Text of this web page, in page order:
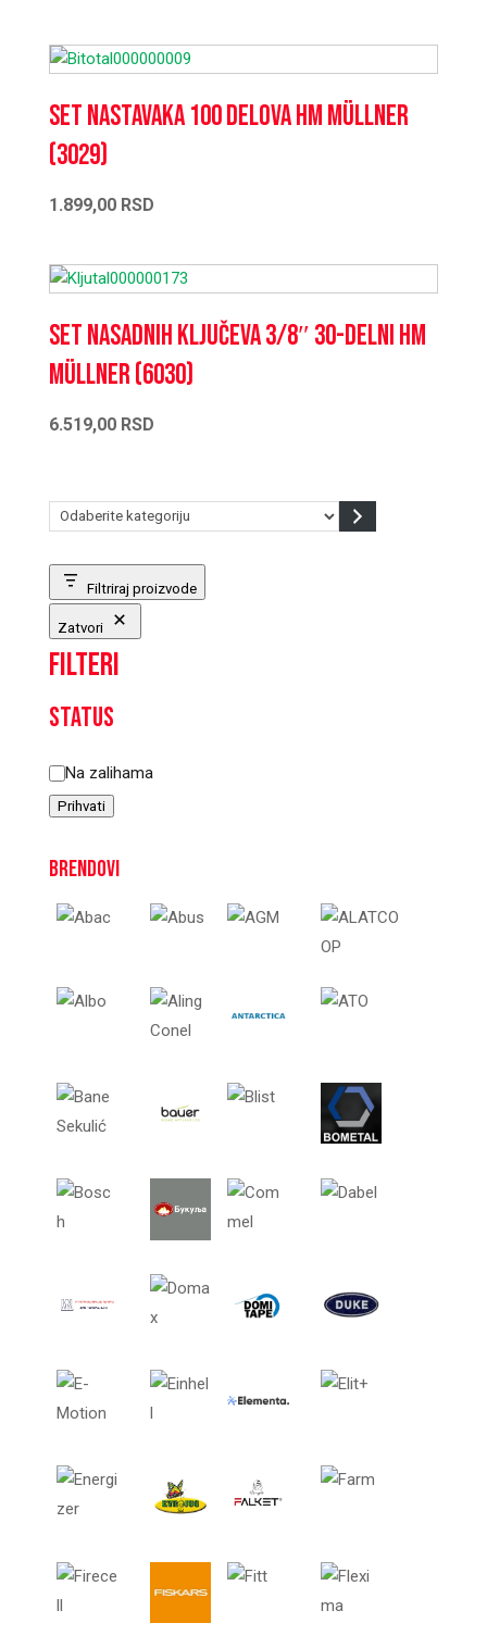
Set nastavaka 100 delova HM Müllner
(3029)
1.899,00 RSD
Set nasadnih ključeva 3/8″ 30-delni HM
Müllner (6030)
6.519,00 RSD
Odaberite
Filtriraj proizvode
Zatvori
Filteri
Status
Status
Na zalihama
Prihvati
Brendovi